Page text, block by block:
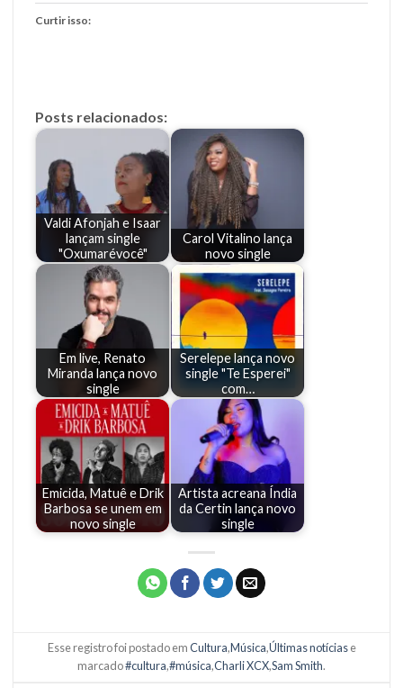
Curtir isso:
Posts relacionados:
Valdi Afonjah e Isaar
lançam single
"Oxumarévocê"
Carol Vitalino lança
novo single
Em live, Renato
Miranda lança novo
single
Serelepe lança novo
single "Te Esperei"
com…
Emicida, Matuê e Drik
Barbosa se unem em
novo single
Artista acreana Índia
da Certin lança novo
single
Esse registro foi postado emCultura,Música,Últimas notíciase
marcado#cultura,#música,Charli XCX,Sam Smith.